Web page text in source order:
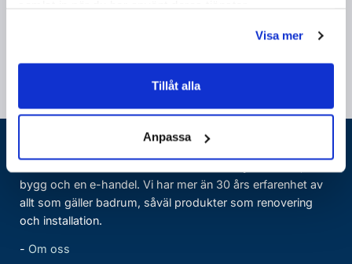
Visa mer
Tillåt alla
Anpassa
bygg och en e-handel. Vi har mer än 30 års erfarenhet av
allt som gäller badrum, såväl produkter som renovering
och installation.
- Om oss